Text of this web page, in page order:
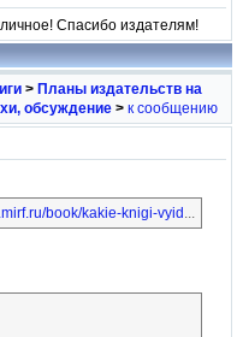
Спасибо издателям!
> Планы издательств на
обсуждение > к сообщению
book/kakie-knigi-vyid...